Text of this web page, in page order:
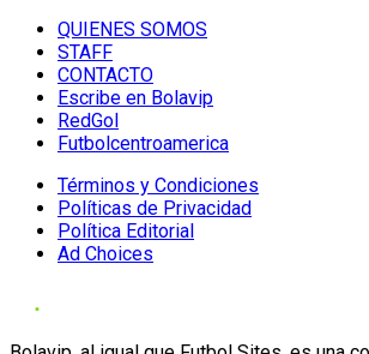
QUIENES SOMOS
STAFF
CONTACTO
Escribe en Bolavip
RedGol
Futbolcentroamerica
Términos y Condiciones
Políticas de Privacidad
Política Editorial
Ad Choices